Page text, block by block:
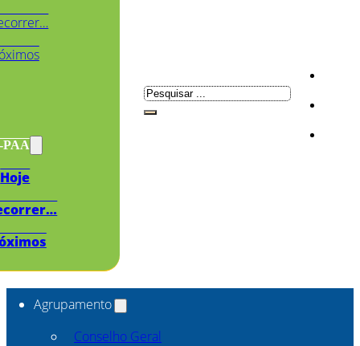
PAA
Hoje
Pesquisar
Agrupamento
Conselho Geral